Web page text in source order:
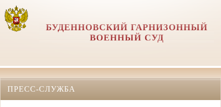
БУДЕННОВСКИЙ ГАРНИЗОННЫЙ
ВОЕННЫЙ СУД
ПРЕСС-СЛУЖБА